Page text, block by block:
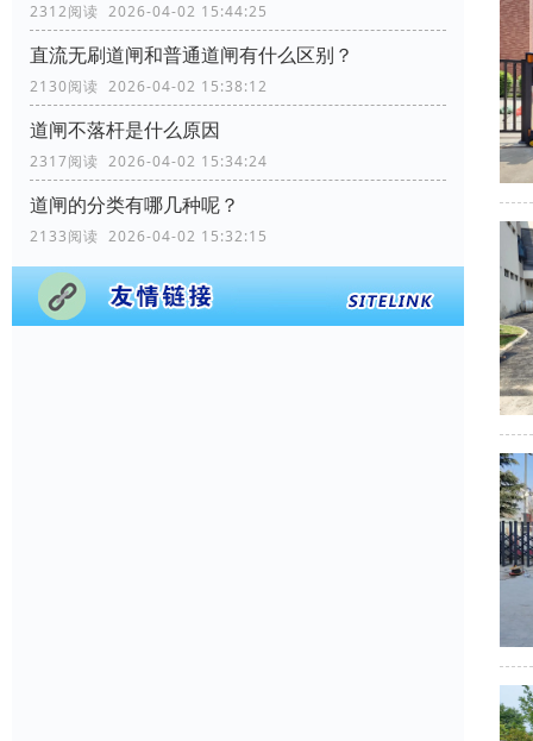
2312阅读 2026-04-02 15:44:25
直流无刷道闸和普通道闸有什么区别？
2130阅读 2026-04-02 15:38:12
道闸不落杆是什么原因
2317阅读 2026-04-02 15:34:24
道闸的分类有哪几种呢？
2133阅读 2026-04-02 15:32:15